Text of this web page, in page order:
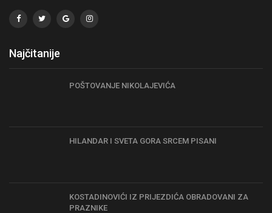
Najčitanije
POŠTOVANJE NIKOLAJEVIĆA
HILANDAR I SVETA GORA SRCEM PISANI
KOSTADINOVIĆI IZ PRIJEZDIĆA OBRADOVANI ZA
PRAZNIKE